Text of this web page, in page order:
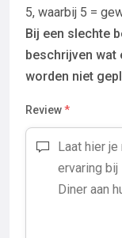
5, waarbij 5 =
Bij een slechte
beschrijven wat
worden niet
Review*